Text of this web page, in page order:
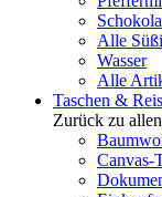
Alle
Wasser
Alle
Taschen &
Zurück zu
Canvas-